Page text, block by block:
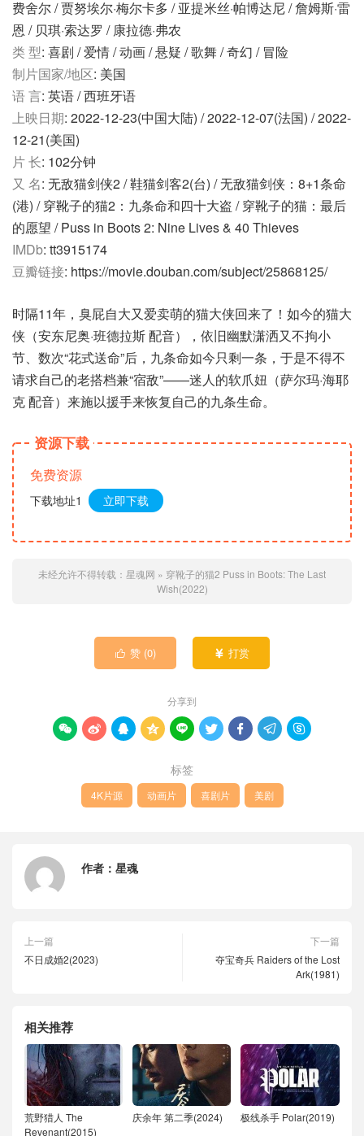
费舍尔 / 贾努埃尔·梅尔卡多 / 亚提米丝·帕博达尼 / 詹姆斯·雷
恩 / 贝琪·索达罗 / 康拉德·弗农
类 型: 喜剧 / 爱情 / 动画 / 悬疑 / 歌舞 / 奇幻 / 冒险
制片国家/地区: 美国
语 言: 英语 / 西班牙语
上映日期: 2022-12-23(中国大陆) / 2022-12-07(法国) / 2022-
12-21(美国)
片 长: 102分钟
又 名: 无敌猫剑侠2 / 鞋猫剑客2(台) / 无敌猫剑侠：8+1条命
(港) / 穿靴子的猫2：九条命和四十大盗 / 穿靴子的猫：最后
的愿望 / Puss in Boots 2: Nine Lives & 40 Thieves
IMDb: tt3915174
豆瓣链接: https://movie.douban.com/subject/25868125/
时隔11年，臭屁自大又爱卖萌的猫大侠回来了！如今的猫大
侠（安东尼奥·班德拉斯 配音），依旧幽默潇洒又不拘小
节、数次“花式送命”后，九条命如今只剩一条，于是不得不
请求自己的老搭档兼“宿敌”——迷人的软爪妞（萨尔玛·海耶
克 配音）来施以援手来恢复自己的九条生命。
资源下载
免费资源
下载地址1 立即下载
未经允许不得转载： 星魂网 » 穿靴子的猫2 Puss in Boots: The Last
Wish(2022)
 赞 (0)  打赏
分享到
        
标签
4K片源 动画片 喜剧片 美剧
作者： 星魂
上一篇
不日成婚2(2023)
下一篇
夺宝奇兵 Raiders of the Lost
Ark(1981)
相关推荐
荒野猎人 The
Revenant(2015)
庆余年 第二季(2024) 极线杀手 Polar(2019)